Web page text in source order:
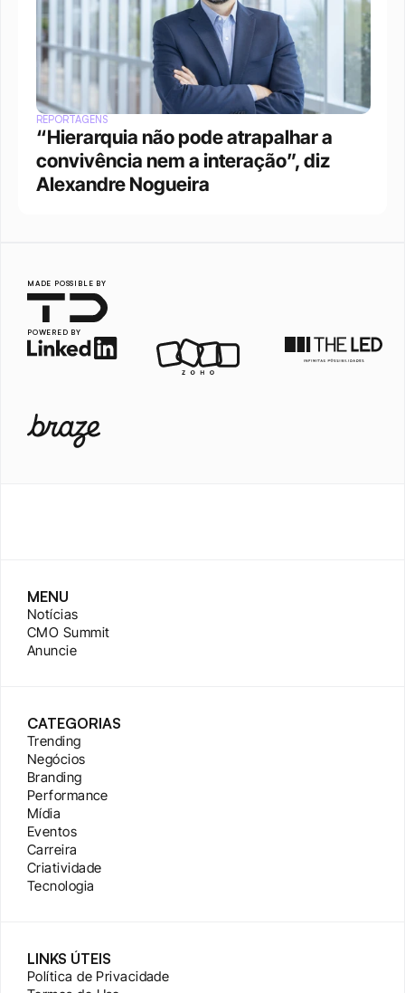
REPORTAGENS
“Hierarquia não pode atrapalhar a
convivência nem a interação”, diz
Alexandre Nogueira
MADE POSSIBLE BY
POWERED BY
MENU
Notícias
CMO Summit
Anuncie
CATEGORIAS
Trending
Negócios
Branding
Performance
Mídia
Eventos
Carreira
Criatividade
Tecnologia
LINKS ÚTEIS
Política de Privacidade